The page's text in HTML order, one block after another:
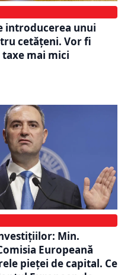
introducerea unui
cetățeni. Vor fi
mai mici
Min.
Europeană
pieței de capital. Ce